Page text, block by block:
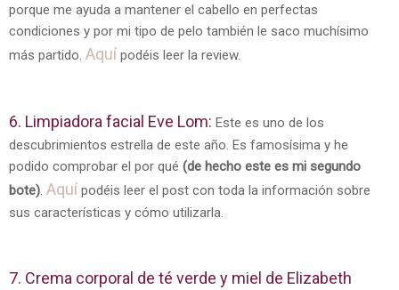
porque me ayuda a mantener el cabello en perfectas
condiciones y por mi tipo de pelo también le saco muchísimo
más partido. Aquí podéis leer la review.
6. Limpiadora facial Eve Lom: Este es uno de los
descubrimientos estrella de este año. Es famosísima y he
podido comprobar el por qué (de hecho este es mi segundo
bote). Aquí podéis leer el post con toda la información sobre
sus características y cómo utilizarla.
7. Crema corporal de té verde y miel de Elizabeth